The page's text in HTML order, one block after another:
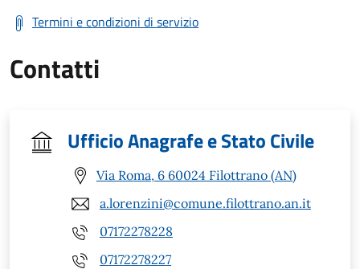
Termini e condizioni di servizio
Contatti
Ufficio Anagrafe e Stato Civile
Via Roma, 6 60024 Filottrano (AN)
a.lorenzini@comune.filottrano.an.it
07172278228
07172278227